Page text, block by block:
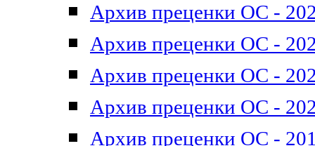
Архив преценки ОС -
Архив преценки ОС -
Архив преценки ОС -
Архив преценки ОС -
Архив преценки ОС -